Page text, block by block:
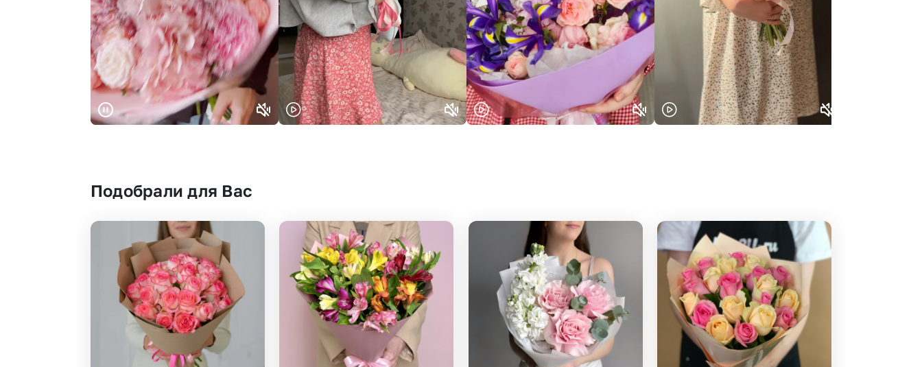
Выберите город доставки
Казань
Челябинск
Екатеринбург
Новосибирск
Волгоград
Воронеж
Подобрали для Вас